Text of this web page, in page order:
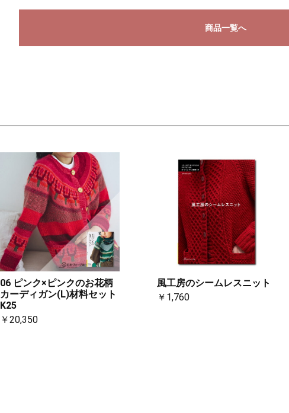
商品一覧へ
06 ピンク×ピンクのお花柄
カーディガン(L)材料セット
K25
￥20,350
風工房のシームレスニット
￥1,760